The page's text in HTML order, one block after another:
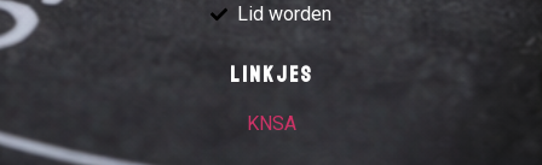
Lid worden
Linkjes
KNSA